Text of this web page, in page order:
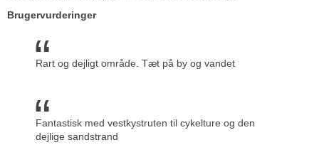
Brugervurderinger
Rart og dejligt område. Tæt på by og vandet
Fantastisk med vestkystruten til cykelture og den
dejlige sandstrand